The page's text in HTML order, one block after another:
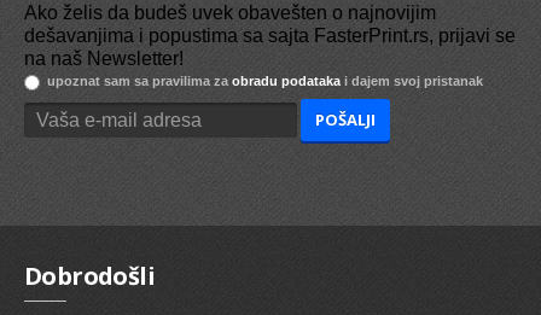
Ako želis da budeš uvek obavešten o najnovijim
dešavanjima i popustima sa sajta FasterPrint.rs, prijavi se
na naš Newsletter!
upoznat sam sa pravilima za obradu podataka i dajem svoj pristanak
Dobrodošli